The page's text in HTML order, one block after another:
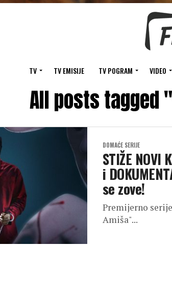
TV TV EMISIJE TV POGRAM VIDEO
All posts tagged
DOMAĆE SERIJE
STIŽE NOVI
i
se zove!
Premijerno
Amiša"...